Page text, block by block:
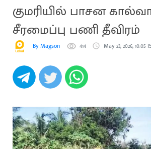
குமரியில் பாசன
சீரமைப்பு பணி தீவிரம்
By Magson 414 May 23, 2026, 10:05